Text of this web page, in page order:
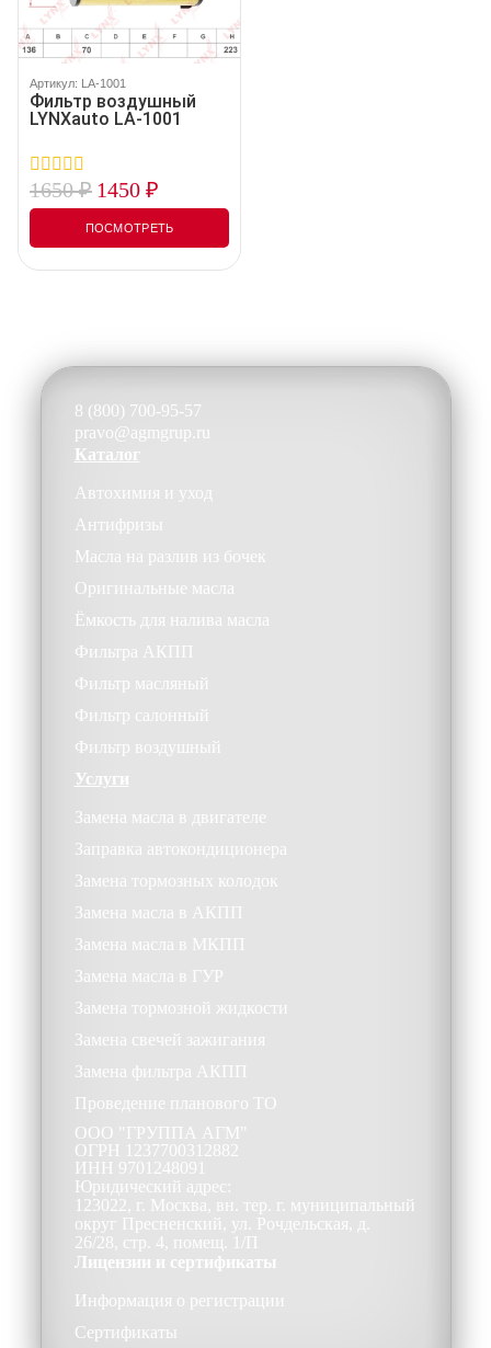
Артикул: LA-1001
Фильтр воздушный
LYNXauto LA-1001
0
out
5
1650₽ 1450 ₽
ПОСМОТРЕТЬ
8 (800) 700-95-57
pravo@agmgrup.ru
Каталог
Автохимия и уход
Антифризы
Масла на разлив из бочек
Оригинальные масла
Ёмкость для налива масла
Фильтра АКПП
Фильтр масляный
Фильтр салонный
Фильтр воздушный
Услуги
Замена масла в двигателе
Заправка автокондиционера
Замена тормозных колодок
Замена масла в АКПП
Замена масла в МКПП
Замена масла в ГУР
Замена тормозной жидкости
Замена свечей зажигания
Замена фильтра АКПП
Проведение планового ТО
ООО "ГРУППА АГМ"
ОГРН
1237700312882
9701248091
Юридический адрес:
123022, г. Москва, вн. тер. г. муниципальный
округ Пресненский, ул. Рочдельская, д.
26/28, стр. 4, помещ. 1/П
Лицензии и сертификаты
Информация о регистрации
Сертификаты